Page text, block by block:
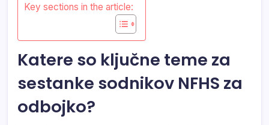
Key sections in the article:
Katere so ključne teme za
sestanke sodnikov NFHS za
odbojko?